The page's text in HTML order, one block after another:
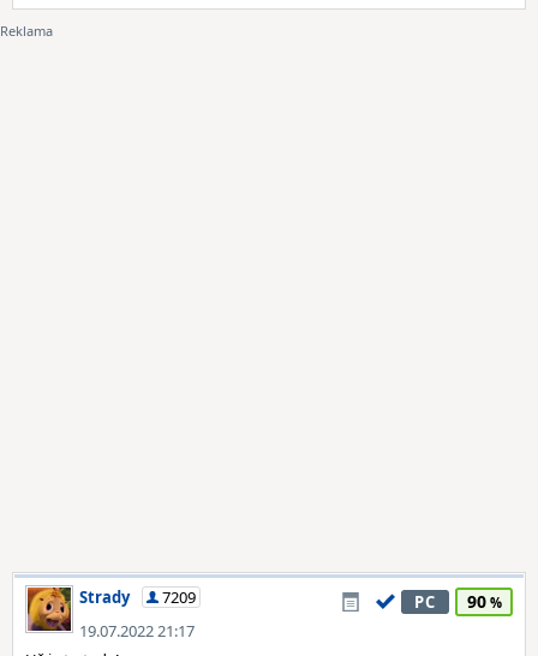
Strady
7209
19.07.2022 21:17
PC 90